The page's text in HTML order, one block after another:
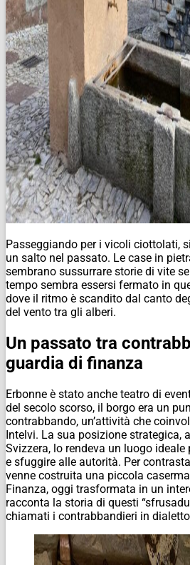
Passeggiando per i vicoli ciottolati,
un salto nel passato. Le case in
sembrano sussurrare storie di vite
tempo sembra essersi fermato in
dove il ritmo è scandito dal canto
del vento tra gli alberi.
Un passato tra
guardia di finanza
Erbonne è stato anche teatro di
del secolo scorso, il borgo era un
contrabbando, un’attività che
Intelvi. La sua posizione strategica,
Svizzera, lo rendeva un luogo ideale
e sfuggire alle autorità. Per
venne costruita una piccola
Finanza, oggi trasformata in un
racconta la storia di questi
chiamati i contrabbandieri in